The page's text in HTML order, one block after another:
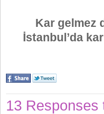
Kar gelmez
İstanbul’da
13 Responses